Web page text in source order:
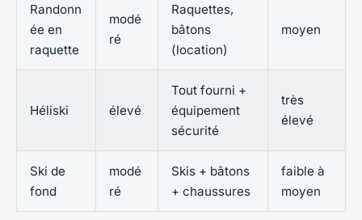
Randonn
ée en
raquette
modé
ré
Raquettes,
bâtons
(location)
moyen
Héliski élevé
Tout fourni +
équipement
sécurité
très
élevé
Ski de
fond
modé
ré
Skis + bâtons
+ chaussures
faible à
moyen